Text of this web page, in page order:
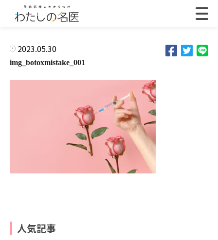
2023.05.30
img_botoxmistake_001
人気記事